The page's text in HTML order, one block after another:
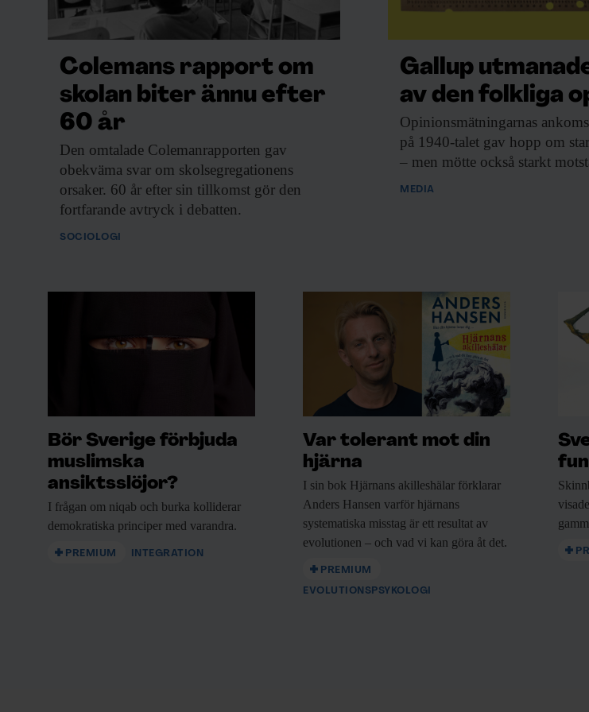
tarandgravarna och den här
keramiken är betydligt vanligare på
andra sidan Östersjön, men man har nog inte jämfört keramiken med
säger Åsa Berger.
När arkeologerna berättade om keramikfynden på sociala medier hajade
keramikforskaren Jenni Lucenius till. Hon arbetar med sin
vid Åbo universitet om just den keramiktypen, som förekom i slutet av
stenåldern inom den så kallade kiukais-kulturen längs den finländska kusten
från Helsingfors till Vasa, samt på Åland.
Rekonstruerad kruka av kiukaistyp.
Colemans rapport om
skolan biter ännu efter
60 år
Den omtalade Colemanrapporten gav
obekväma svar om skolsegregationens
orsaker. 60 år efter sin tillkomst gör den
fortfarande avtryck i debatten.
SOCIOLOGI
Gallup
av den folkliga
Opinionsmätningarnas
på 1940-talet gav hopp om
– men mötte också starkt
MEDIA
Bör Sverige förbjuda
muslimska
ansiktsslöjor?
I frågan om niqab och burka kolliderar
demokratiska principer med varandra.
PREMIUM INTEGRATION
Var tolerant mot din
hjärna
I sin bok Hjärnans akilleshälar förklarar
Anders Hansen varför hjärnans
systematiska misstag är ett resultat av
evolutionen – och vad vi kan göra åt det.
PREMIUM
EVOLUTIONSPSYKOLOGI